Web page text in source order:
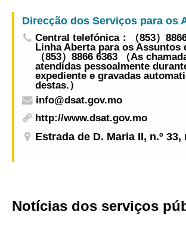
Central telefónica：（853）
Linha Aberta para os Assuntos
（853）8866 6363 （As
atendidas pessoalmente
expediente e gravadas
destas.）
info@dsat.gov.mo
http://www.dsat.gov.mo
Estrada de D. Maria II, n.º 33,
Notícias dos serviços